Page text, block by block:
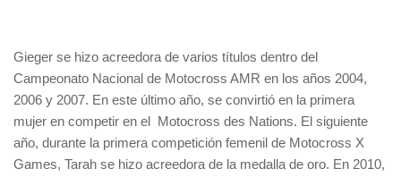
Gieger se hizo acreedora de varios títulos dentro del
Campeonato Nacional de Motocross AMR en los años 2004,
2006 y 2007. En este último año, se convirtió en la primera
mujer en competir en el Motocross des Nations. El siguiente
año, durante la primera competición femenil de Motocross X
Games, Tarah se hizo acreedora de la medalla de oro. En 2010,